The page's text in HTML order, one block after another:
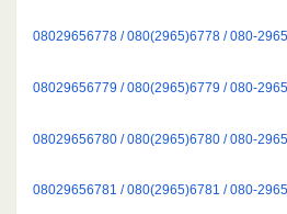
08029656778 / 080(2965)6778 / 080-
08029656779 / 080(2965)6779 / 080-
08029656780 / 080(2965)6780 / 080-
08029656781 / 080(2965)6781 / 080-